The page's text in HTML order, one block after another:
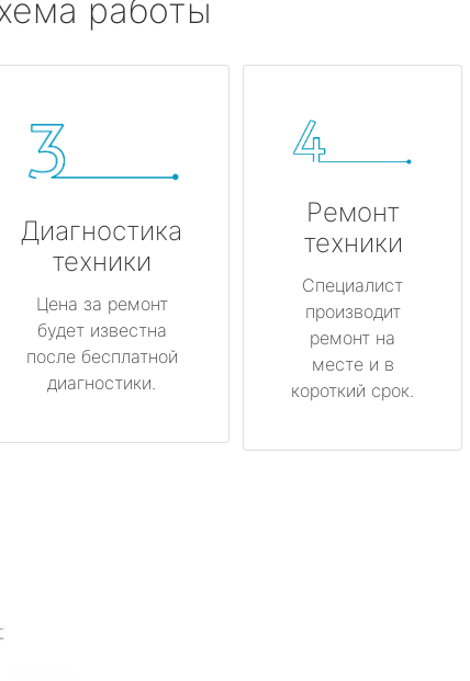
работы
Диагностика
техники
Цена за ремонт
будет известна
после бесплатной
диагностики.
Ремонт
техники
Специалист
производит
ремонт на
месте и в
короткий срок.